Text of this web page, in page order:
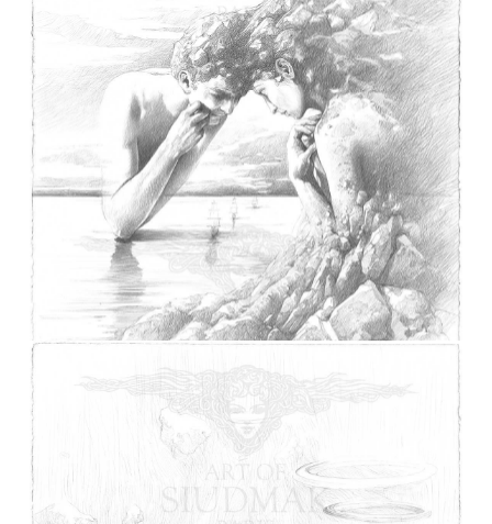
CHOPIN Rencontre des deux rives